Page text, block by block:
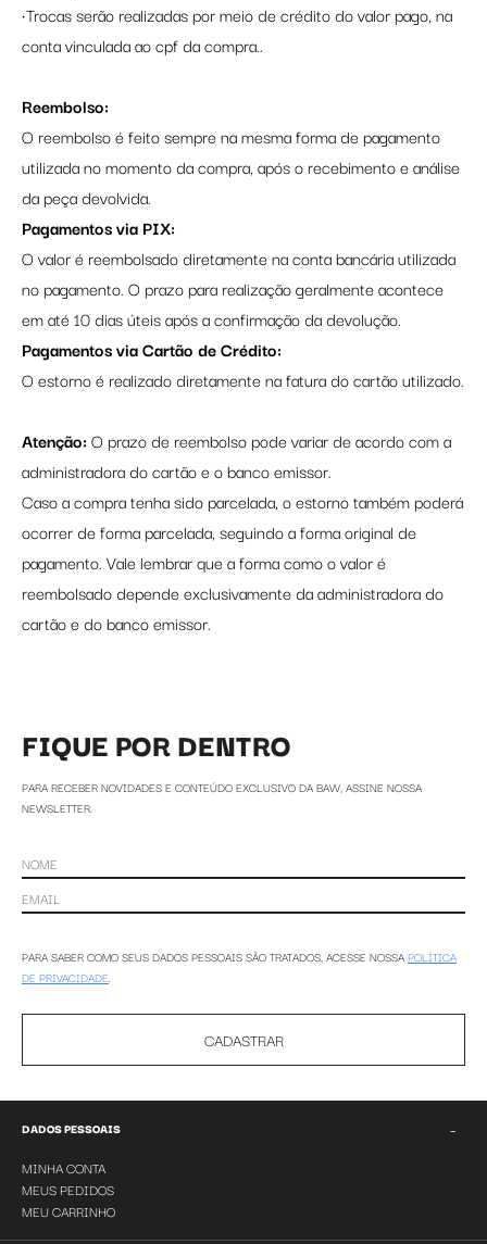
•Trocas serão realizadas por meio de crédito do valor pago, na
conta vinculada ao cpf da compra..
Reembolso:
O reembolso é feito sempre na mesma forma de pagamento
utilizada no momento da compra, após o recebimento e análise
da peça devolvida.
Pagamentos via PIX:
O valor é reembolsado diretamente na conta bancária utilizada
no pagamento. O prazo para realização geralmente acontece
em até 10 dias úteis após a confirmação da devolução.
Pagamentos via Cartão de Crédito:
O estorno é realizado diretamente na fatura do cartão utilizado.
Atenção: O prazo de reembolso pode variar de acordo com a
administradora do cartão e o banco emissor.
Caso a compra tenha sido parcelada, o estorno também poderá
ocorrer de forma parcelada, seguindo a forma original de
pagamento. Vale lembrar que a forma como o valor é
reembolsado depende exclusivamente da administradora do
cartão e do banco emissor.
FIQUE POR DENTRO
PARA RECEBER NOVIDADES E CONTEÚDO EXCLUSIVO DA BAW, ASSINE NOSSA
NEWSLETTER.
PARA SABER COMO SEUS DADOS PESSOAIS SÃO TRATADOS, ACESSE NOSSAPOLÍTICA
DE PRIVACIDADE.
CADASTRAR
DADOS PESSOAIS −
MINHA CONTA
MEUS PEDIDOS
MEU CARRINHO